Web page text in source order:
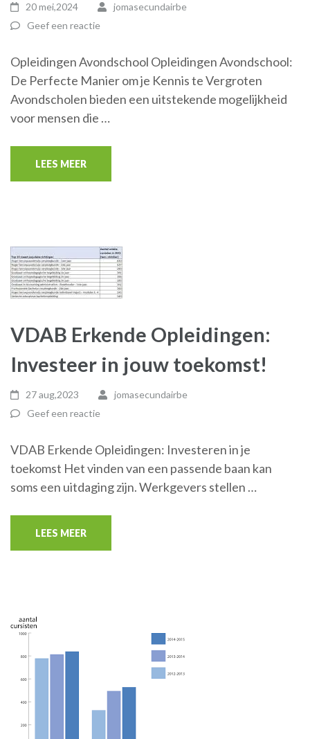
20 mei,2024
jomasecundairbe
Geef een reactie
Opleidingen Avondschool Opleidingen Avondschool:
De Perfecte Manier om je Kennis te Vergroten
Avondscholen bieden een uitstekende mogelijkheid
voor mensen die …
LEES MEER
VDAB Erkende Opleidingen:
Investeer in jouw toekomst!
27 aug,2023
jomasecundairbe
Geef een reactie
VDAB Erkende Opleidingen: Investeren in je
toekomst Het vinden van een passende baan kan
soms een uitdaging zijn. Werkgevers stellen …
LEES MEER